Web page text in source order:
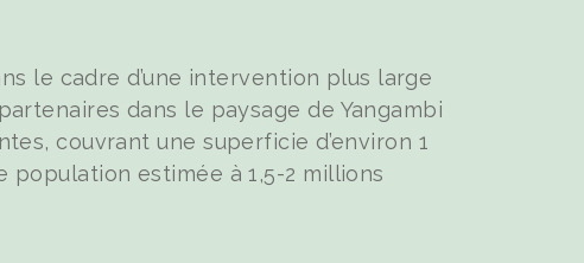
le cadre d’une intervention plus large
dans le paysage de Yangambi
couvrant une superficie d’environ 1
population estimée à 1,5-2 millions